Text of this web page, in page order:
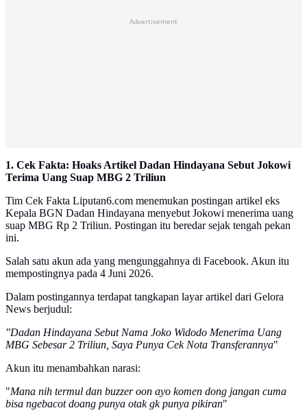
Advertisement
1. Cek Fakta: Hoaks Artikel Dadan Hindayana Sebut Jokowi
Terima Uang Suap MBG 2 Triliun
Tim Cek Fakta Liputan6.com menemukan postingan artikel eks
Kepala BGN Dadan Hindayana menyebut Jokowi menerima uang
suap MBG Rp 2 Triliun. Postingan itu beredar sejak tengah pekan
ini.
Salah satu akun ada yang mengunggahnya di Facebook. Akun itu
mempostingnya pada 4 Juni 2026.
Dalam postingannya terdapat tangkapan layar artikel dari Gelora
News berjudul:
"Dadan Hindayana Sebut Nama Joko Widodo Menerima Uang
MBG Sebesar 2 Triliun, Saya Punya Cek Nota Transferannya"
Akun itu menambahkan narasi:
"Mana nih termul dan buzzer oon ayo komen dong jangan cuma
bisa ngebacot doang punya otak gk punya pikiran"